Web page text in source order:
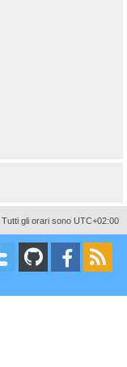
Tutti gli orari sono UTC+02:00